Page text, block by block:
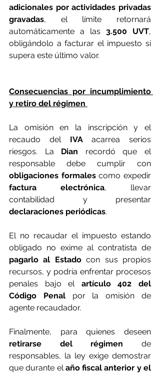
adicionales por actividades privadas
gravadas, el límite retornará
automáticamente a las 3.500 UVT,
obligándolo a facturar el impuesto si
supera este último valor.
Consecuencias por incumplimiento
y retiro del régimen
La omisión en la inscripción y el
recaudo del IVA acarrea serios
riesgos. La Dian recordó que el
responsable debe cumplir con
obligaciones formales
factura electrónica, llevar
contabilidad y presentar
declaraciones periódicas.
El no recaudar el impuesto estando
pagarlo al Estado con sus propios
recursos, y podría enfrentar procesos
penales bajo el artículo 402 del
Código Penal por la omisión de
agente recaudador.
Finalmente, para quienes deseen
retirarse del régimen de
responsables, la ley exige demostrar
que durante el año fiscal anterior y el